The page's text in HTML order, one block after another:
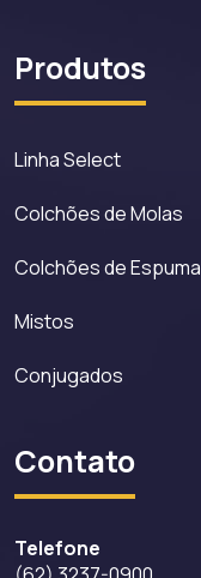
Produtos
Linha Select
Colchões de Molas
Colchões de Espuma
Mistos
Conjugados
Contato
Telefone